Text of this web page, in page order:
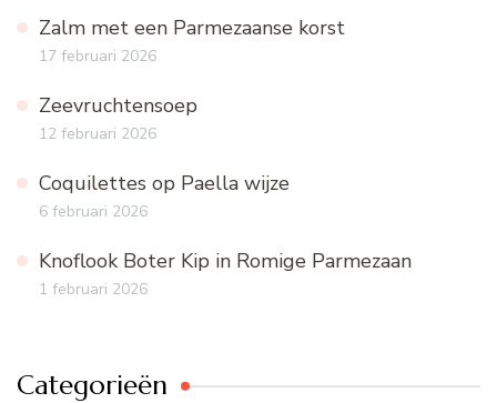
Zalm met een Parmezaanse korst
17 februari 2026
Zeevruchtensoep
12 februari 2026
Coquilettes op Paella wijze
6 februari 2026
Knoflook Boter Kip in Romige Parmezaan
1 februari 2026
Categorieën